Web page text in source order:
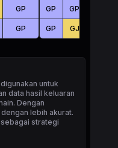
GP
GP
GP GP
GP GJ
untuk
data hasil keluaran
Dengan
lebih akurat.
strategi